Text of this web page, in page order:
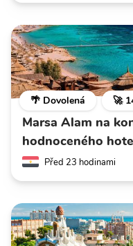
🌴 Dovolená 🚀
Marsa Alam na
hodnoceného
Před 23 hodinami